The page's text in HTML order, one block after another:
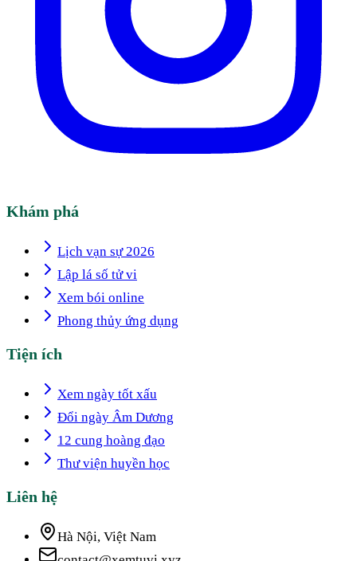
Khám phá
Lịch vạn sự 2026
Lập lá số tử vi
Xem bói online
Phong thủy ứng dụng
Tiện ích
Xem ngày tốt xấu
Đổi ngày Âm Dương
12 cung hoàng đạo
Thư viện huyền học
Liên hệ
Hà Nội, Việt Nam